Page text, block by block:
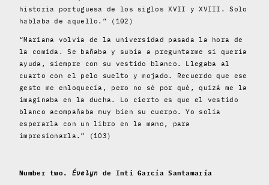
historia portuguesa de los siglos XVII y XVIII. Solo
hablaba de aquello.” (102)
“Mariana volvía de la universidad pasada la hora de
la comida. Se bañaba y subía a preguntarme si quería
ayuda, siempre con su vestido blanco. Llegaba al
cuarto con el pelo suelto y mojado. Recuerdo que ese
gesto me enloquecía, pero no sé por qué, quizá me la
imaginaba en la ducha. Lo cierto es que el vestido
blanco acompañaba muy bien su cuerpo. Yo solía
esperarla con un libro en la mano, para
impresionarla.” (103)
Number two. Évelyn de Inti García Santamaría